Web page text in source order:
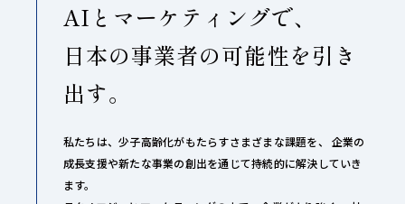
AIとマーケティングで、
日本の事業者の可能性を引き
出す。
私たちは、少子高齢化がもたらすさまざまな課題を、
企業の
成長支援や新たな事業の創出を通じて持続的に解決していき
ます。